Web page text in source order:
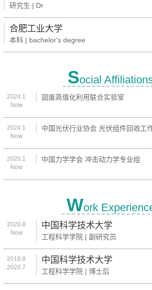
研究生 | Dr
合肥工业大学
本科 | bachelor's degree
Social
2024.1
Now
固废高值化利用联合实验室
2024.1
Now
中国光伏行业协会 光伏组件回收工
2020.1
Now
中国力学学会 冲击动力学专业组
Work
2020.8
Now
中国科学技术大学
工程科学学院 | 副研究员
2018.8
2020.7
中国科学技术大学
工程科学学院 | 博士后